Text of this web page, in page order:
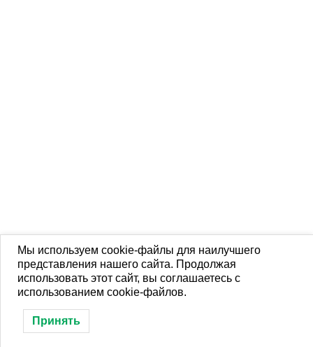
Мы используем cookie-файлы для наилучшего
представления нашего сайта. Продолжая
использовать этот сайт, вы соглашаетесь с
использованием cookie-файлов.
Принять